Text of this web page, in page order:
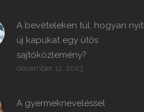
A bevételeken túl: hogyan nyit
új kapukat egy ütős
sajtóközlemény?
december 12, 2023
A gyermekneveléssel